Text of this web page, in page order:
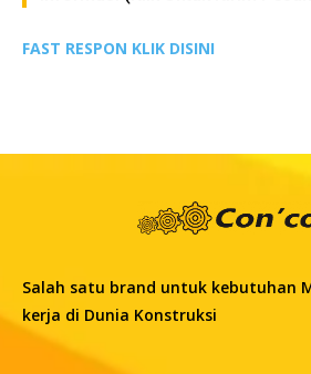
FAST RESPON KLIK DISINI
Salah satu brand untuk kebutuhan
kerja di Dunia Konstruksi